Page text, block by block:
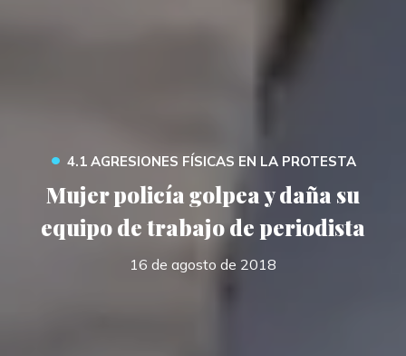
• 4.1 AGRESIONES FÍSICAS EN LA PROTESTA
Mujer policía golpea y daña su
equipo de trabajo de periodista
16 de agosto de 2018